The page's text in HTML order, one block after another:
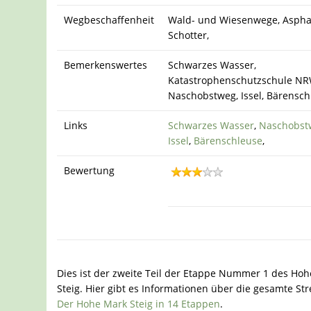
Wegbeschaffenheit
Wald- und Wiesenwege,
Schotter,
Bemerkenswertes
Schwarzes Wasser,
Katastrophenschutzschule
Naschobstweg, Issel,
Links Schwarzes Wasser,
Issel, Bärenschleuse,
Bewertung
Dies ist der zweite Teil der Etappe Nummer 1 des
Steig. Hier gibt es Informationen über die gesamte
Der Hohe Mark Steig in 14 Etappen.